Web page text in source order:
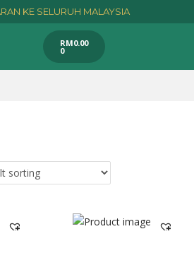
KE SELURUH MALAYSIA
RM0.00
0